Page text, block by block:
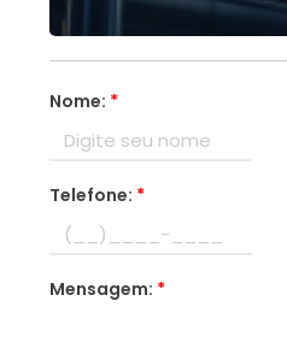
Nome: *
Telefone: *
Mensagem: *